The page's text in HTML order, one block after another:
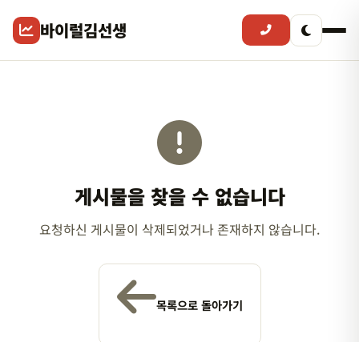
바이럴김선생
게시물을 찾을 수 없습니다
요청하신 게시물이 삭제되었거나 존재하지 않습니다.
목록으로 돌아가기